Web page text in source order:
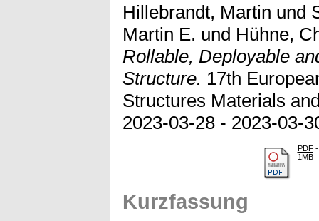
Hillebrandt, Martin und
Martin E. und Hühne,
Rollable, Deployable
Structure. 17th
Structures Materials
2023-03-28 - 2023-03-
PDF-
1MB
Kurzfassung